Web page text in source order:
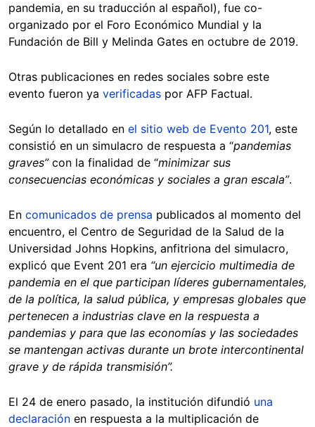
pandemia, en su traducción al español), fue co-
organizado por el Foro Económico Mundial y la
Fundación de Bill y Melinda Gates en octubre de 2019.
Otras publicaciones en redes sociales sobre este
evento fueron ya verificadas por AFP Factual.
Según lo detallado en el sitio web de Evento 201, este
consistió en un simulacro de respuesta a “pandemias
graves”con la finalidad de “minimizar sus
consecuencias económicas y sociales a gran escala”.
En comunicados de prensa publicados al momento del
encuentro, el Centro de Seguridad de la Salud de la
Universidad Johns Hopkins, anfitriona del simulacro,
explicó que Event 201 era “un ejercicio multimedia de
pandemia en el que participan líderes gubernamentales,
de la política, la salud pública, y empresas globales que
pertenecen a industrias clave en la respuesta a
pandemias y para que las economías y las sociedades
se mantengan activas durante un brote intercontinental
grave y de rápida transmisión”.
El 24 de enero pasado, la institución difundió una
declaración en respuesta a la multiplicación de